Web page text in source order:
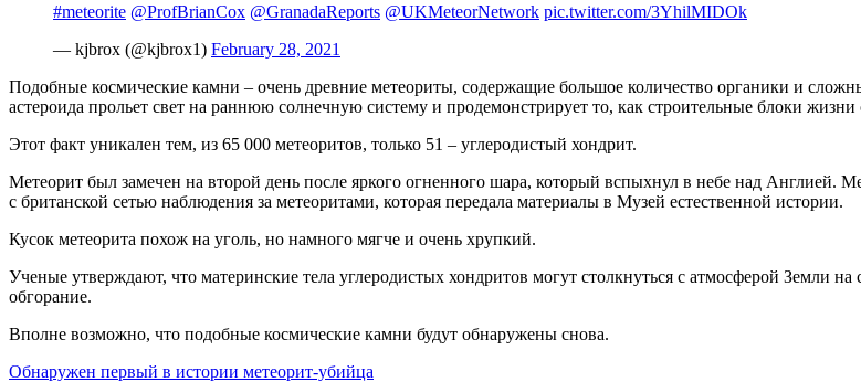
#meteorite @ProfBrianCox @GranadaReports @UKMeteorNetwork pic.twitter.com/3YhilMIDOk
— kjbrox (@kjbrox1) February 28, 2021
Подобные космические камни – очень древние метеориты, содержащие большое количество органики и
астероида прольет свет на раннюю солнечную систему и продемонстрирует то, как строительные блоки жизни
Этот факт уникален тем, из 65 000 метеоритов, только 51 – углеродистый хондрит.
Метеорит был замечен на второй день после яркого огненного шара, который вспыхнул в небе над Англией.
с британской сетью наблюдения за метеоритами, которая передала материалы в Музей естественной истории.
Кусок метеорита похож на уголь, но намного мягче и очень хрупкий.
Ученые утверждают, что материнские тела углеродистых хондритов могут столкнуться с атмосферой Земли
обгорание.
Вполне возможно, что подобные космические камни будут обнаружены снова.
Обнаружен первый в истории метеорит-убийца